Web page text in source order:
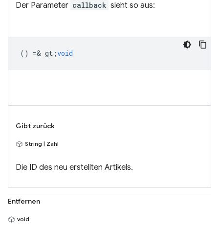
Der Parameter callback sieht so aus:
() =& gt;void
Gibt zurück
String | Zahl
Die ID des neu erstellten Artikels.
Entfernen
void